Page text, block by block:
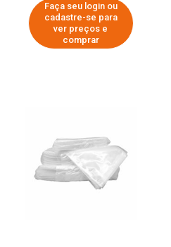
Faça seu login ou
cadastre-se para
ver preços e
comprar